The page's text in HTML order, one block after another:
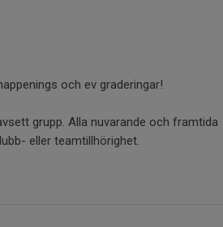
och ev graderingar!
grupp. Alla nuvarande och framtida
eller teamtillhörighet.